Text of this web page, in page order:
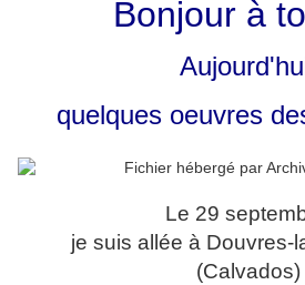
Bonjour à
quelques oeuvres
Le 29
je suis allée à Douvres-
(Calvados)